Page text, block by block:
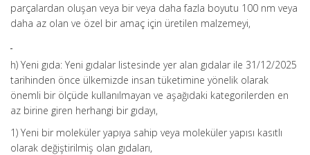
parçalardan oluşan veya bir veya daha fazla boyutu 100 nm veya
daha az olan ve özel bir amaç için üretilen malzemeyi,
h) Yeni gıda: Yeni gıdalar listesinde yer alan gıdalar ile 31/12/2025
tarihinden önce ülkemizde insan tüketimine yönelik olarak
önemli bir ölçüde kullanılmayan ve aşağıdaki kategorilerden en
az birine giren herhangi bir gıdayı,
1) Yeni bir moleküler yapıya sahip veya moleküler yapısı kasıtlı
olarak değiştirilmiş olan gıdaları,